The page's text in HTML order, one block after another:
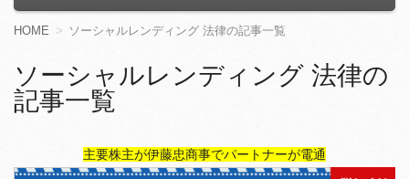
コ
テ
ン
ツ
へ
HOME ソーシャルレンディング 法律の記事一覧
ソーシャルレンディング 法律の
記事一覧
主要株主が伊藤忠商事でパートナーが電通